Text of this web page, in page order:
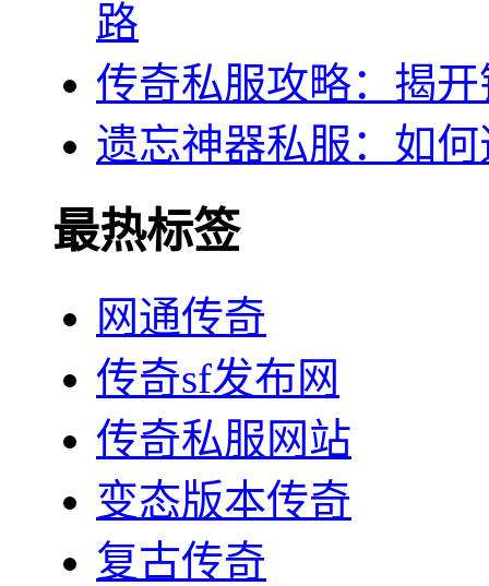
路
传奇私服攻略：揭
遗忘神器私服：如
最热标签
网通传奇
传奇sf发布网
传奇私服网站
变态版本传奇
复古传奇